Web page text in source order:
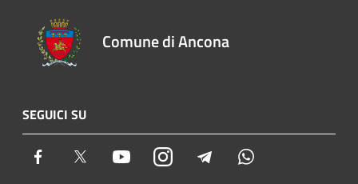
Comune di Ancona
SEGUICI SU
Facebook Twitter YoutubeInstagram Telegram